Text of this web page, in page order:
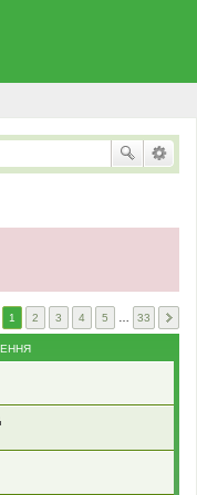
1 2 3 4 5 33